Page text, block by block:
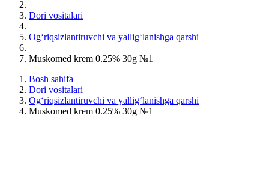
Dori vositalari
Og‘riqsizlantiruvchi va yallig‘lanishga qarshi
Muskomed krem 0.25% 30g №1
Bosh sahifa
Dori vositalari
Og‘riqsizlantiruvchi va yallig‘lanishga qarshi
Muskomed krem 0.25% 30g №1